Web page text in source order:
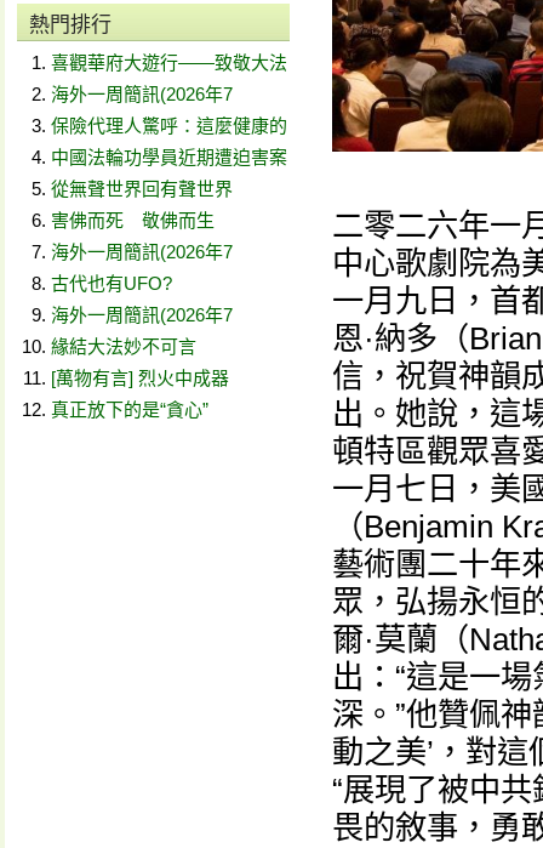
熱門排行
喜觀華府大遊行——致敬大法
海外一周簡訊(2026年7
保險代理人驚呼：這麼健康的
中國法輪功學員近期遭迫害案
從無聲世界回有聲世界
害佛而死 敬佛而生
海外一周簡訊(2026年7
古代也有UFO?
海外一周簡訊(2026年7
緣結大法妙不可言
[萬物有言] 烈火中成器
真正放下的是“貪心”
二零二六年一
中心歌劇院為
一月九日，首
恩·納多（
信，祝賀神韻
出。她說，這
頓特區觀眾喜
一月七日，美
（Benjamin
藝術團二十年
眾，弘揚永恒
爾·莫蘭（
出：“這是一
深。”他贊佩神
動之美’，對
“展現了被中
畏的敘事，勇